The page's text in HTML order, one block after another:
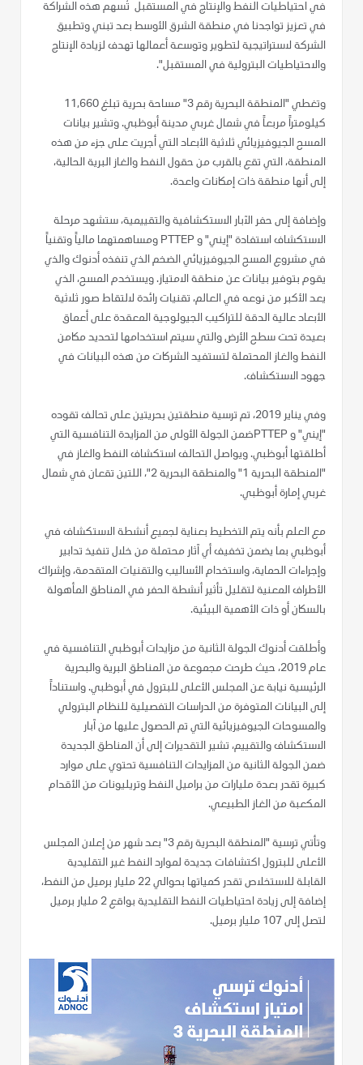
في احتياطيات النفط والإنتاج في المستقبل تُسهم هذه الشراكة
في تعزيز تواجدنا في منطقة الشرق الأوسط بعد تبني وتطبيق
الشركة لاستراتيجية لتطوير وتوسعة أعمالها تهدف لزيادة الإنتاج
والاحتياطيات البترولية في المستقبل".
وتغطي "المنطقة البحرية رقم 3" مساحة بحرية تبلغ 11,660
كيلومتراً مربعاً في شمال غربي مدينة أبوظبي. وتشير بيانات
المسح الجيوفيزيائي ثلاثية الأبعاد التي أجريت على جزء من هذه
المنطقة، التي تقع بالقرب من حقول النفط والغاز البرية الحالية،
إلى أنها منطقة ذات إمكانات واعدة.
وإضافة إلى حفر الآبار الاستكشافية والتقييمية، ستشهد مرحلة
الاستكشاف استفادة "إيني" و PTTEP ومساهمتهما مالياً وتقنياً
في مشروع المسح الجيوفيزيائي الضخم الذي تنفذه أدنوك والذي
يقوم بتوفير بيانات عن منطقة الامتياز. ويستخدم المسح، الذي
يعد الأكبر من نوعه في العالم، تقنيات رائدة لالتقاط صور ثلاثية
الأبعاد عالية الدقة للتراكيب الجيولوجية المعقدة على أعماق
بعيدة تحت سطح الأرض والتي سيتم استخدامها لتحديد مكامن
النفط والغاز المحتملة لتستفيد الشركات من هذه البيانات في
جهود الاستكشاف.
وفي يناير 2019، تم ترسية منطقتين بحريتين على تحالف تقوده
"إيني" و PTTEPضمن الجولة الأولى من المزايدة التنافسية التي
أطلقتها أبوظبي. ويواصل التحالف استكشاف النفط والغاز في
"المنطقة البحرية 1" والمنطقة البحرية 2"، اللتين تقعان في شمال
غربي إمارة أبوظبي.
مع العلم بأنه يتم التخطيط بعناية لجميع أنشطة الاستكشاف في
أبوظبي بما يضمن تخفيف أي آثار محتملة من خلال تنفيذ تدابير
وإجراءات الحماية، واستخدام الأساليب والتقنيات المتقدمة، وإشراك
الأطراف المعنية لتقليل تأثير أنشطة الحفر في المناطق المأهولة
بالسكان أو ذات الأهمية البيئية.
وأطلقت أدنوك الجولة الثانية من مزايدات أبوظبي التنافسية في
عام 2019، حيث طرحت مجموعة من المناطق البرية والبحرية
الرئيسية نيابة عن المجلس الأعلى للبترول في أبوظبي. واستناداً
إلى البيانات المتوفرة من الدراسات التفصيلية للنظام البترولي
والمسوحات الجيوفيزيائية التي تم الحصول عليها من آبار
الاستكشاف والتقييم، تشير التقديرات إلى أن المناطق الجديدة
ضمن الجولة الثانية من المزايدات التنافسية تحتوي على موارد
كبيرة تقدر بعدة مليارات من براميل النفط وتريليونات من الأقدام
المكعبة من الغاز الطبيعي.
وتأتي ترسية "المنطقة البحرية رقم 3" بعد شهر من إعلان المجلس
الأعلى للبترول اكتشافات جديدة لموارد النفط غير التقليدية
القابلة للاستخلاص تقدر كمياتها بحوالي 22 مليار برميل من النفط،
إضافة إلى زيادة احتياطيات النفط التقليدية بواقع 2 مليار برميل
لتصل إلى 107 مليار برميل.